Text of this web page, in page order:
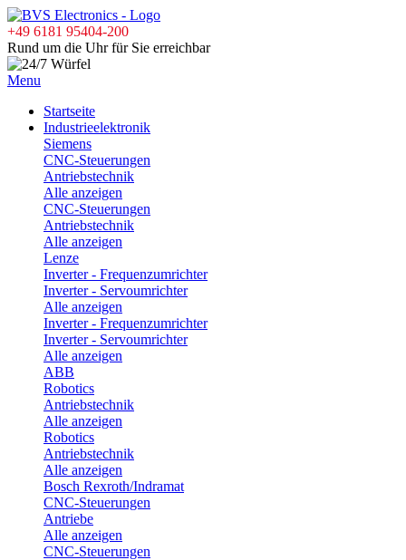
+49 6181 95404-200
Rund um die Uhr für Sie erreichbar
Menu
Startseite
Industrieelektronik
Siemens
CNC-Steuerungen
Antriebstechnik
Alle anzeigen
CNC-Steuerungen
Antriebstechnik
Alle anzeigen
Lenze
Inverter - Frequenzumrichter
Inverter - Servoumrichter
Alle anzeigen
Inverter - Frequenzumrichter
Inverter - Servoumrichter
Alle anzeigen
ABB
Robotics
Antriebstechnik
Alle anzeigen
Robotics
Antriebstechnik
Alle anzeigen
Bosch Rexroth/Indramat
CNC-Steuerungen
Antriebe
Alle anzeigen
CNC-Steuerungen